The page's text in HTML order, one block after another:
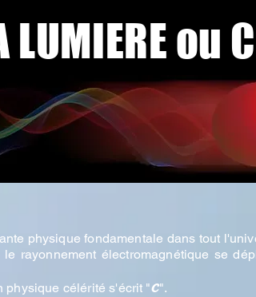
LUMIERE ou
physique fondamentale dans tout
rayonnement électromagnétique se
physique célérité s'écrit "c".